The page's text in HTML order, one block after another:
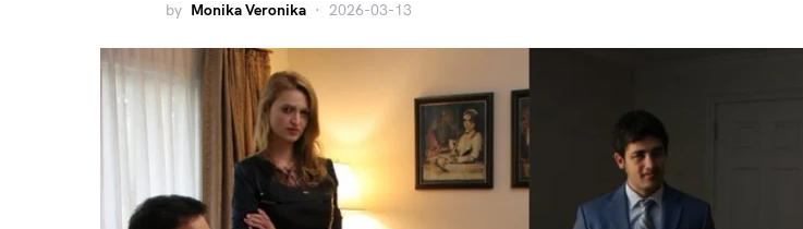
by Monika Veronika 2026-03-13